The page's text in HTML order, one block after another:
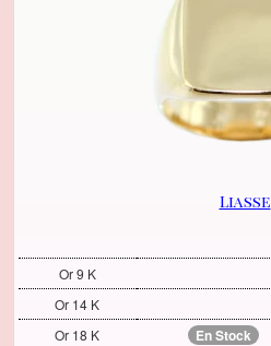
Liasse
Or 9 K
Or 14 K
Or 18 K
En Stock